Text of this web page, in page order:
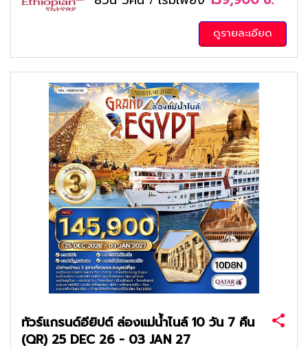
ดูรายละเอียด
ทัวร์แกรนด์อียิปต์ ล่องแม่น้ำไนล์ 10 วัน 7 คืน
(QR) 25 DEC 26 - 03 JAN 27